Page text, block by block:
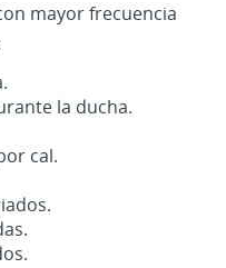
mayor frecuencia
la ducha.
cal.